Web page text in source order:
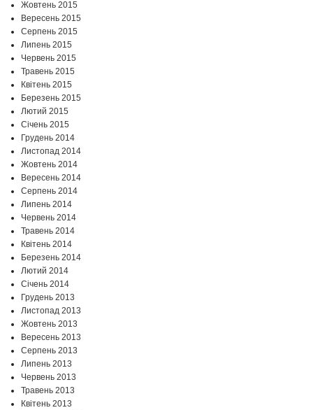
Жовтень 2015
Вересень 2015
Серпень 2015
Липень 2015
Червень 2015
Травень 2015
Квітень 2015
Березень 2015
Лютий 2015
Січень 2015
Грудень 2014
Листопад 2014
Жовтень 2014
Вересень 2014
Серпень 2014
Липень 2014
Червень 2014
Травень 2014
Квітень 2014
Березень 2014
Лютий 2014
Січень 2014
Грудень 2013
Листопад 2013
Жовтень 2013
Вересень 2013
Серпень 2013
Липень 2013
Червень 2013
Травень 2013
Квітень 2013